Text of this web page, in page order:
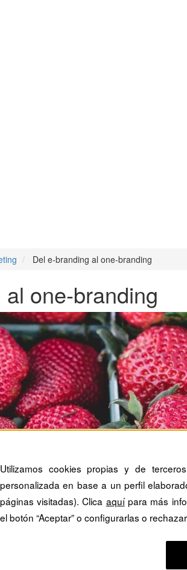
Del e-branding al one-branding
one-branding
Utilizamos cookies propias y de
personalizada en base a un perfil
páginas visitadas). Clica aquípara más
el botón “Aceptar” o configurarlas o